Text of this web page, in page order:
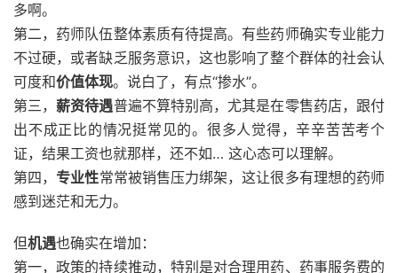
多啊。
第二，药师队伍整体素质有待提高。有些药师确实专业能力
不过硬，或者缺乏服务意识，这也影响了整个群体的社会认
可度和价值体现。说白了，有点“掺水”。
第三，薪资待遇普遍不算特别高，尤其是在零售药店，跟付
出不成正比的情况挺常见的。很多人觉得，辛辛苦苦考个
证，结果工资也就那样，还不如… 这心态可以理解。
第四， 专业性常常被销售压力绑架，这让很多有理想的药师
感到迷茫和无力。
但机遇也确实在增加：
第一，政策的持续推动，特别是对合理用药、药事服务费的